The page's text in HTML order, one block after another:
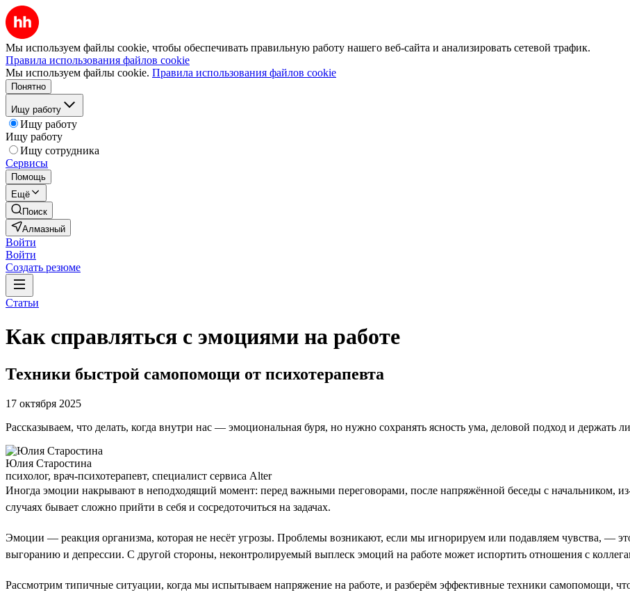
Мы используем файлы cookie, чтобы обеспечивать правильную работу нашего веб-сайта и анализировать сетевой трафик.
Правила использования файлов cookie
Мы используем файлы cookie. Правила использования файлов cookie
Понятно
Ищу работу
Ищу работу
Ищу работу
Ищу сотрудника
Сервисы
Помощь
Ещё
Поиск
Алмазный
Войти
Войти
Создать резюме
Статьи
Как справляться с эмоциями на работе
Техники быстрой самопомощи от психотерапевта
17 октября 2025
Рассказываем, что делать, когда внутри нас — эмоциональная буря, но нужно сохранять ясность ума, деловой подход и держать
Юлия Старостина
психолог, врач-психотерапевт, специалист сервиса Alter
Иногда эмоции накрывают в неподходящий момент: перед важными переговорами, после напряжённой беседы с начальником,
случаях бывает сложно прийти в себя и сосредоточиться на задачах.
Эмоции — реакция организма, которая не несёт угрозы. Проблемы возникают, если мы игнорируем или подавляем чувства, —
выгоранию и депрессии. С другой стороны, неконтролируемый выплеск эмоций на работе может испортить отношения с
Рассмотрим типичные ситуации, когда мы испытываем напряжение на работе, и разберём эффективные техники самопомощи,